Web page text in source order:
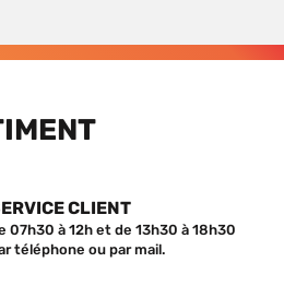
CLIENT
07h30 à 12h et de 13h30 à 18h30
téléphone ou par mail.